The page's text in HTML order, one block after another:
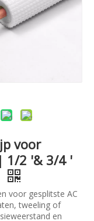
voor
1/2 '& 3/4 '
voor gesplitste AC
tweeling of
en